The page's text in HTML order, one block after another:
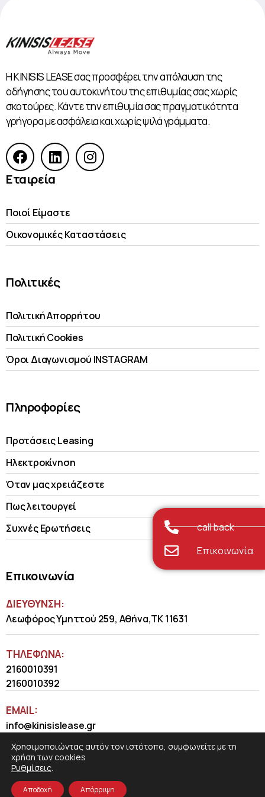
Η KINISIS LEASE σας προσφέρει την απόλαυση της
οδήγησης του αυτοκινήτου της επιθυμίας σας χωρίς
σκοτούρες. Κάντε την επιθυμία σας πραγματικότητα
γρήγορα με ασφάλεια και χωρίς ψιλά γράμματα.
Εταιρεία
Ποιοί Είμαστε
Οικονομικές Kαταστάσεις
Πολιτικές
Πολιτική Απορρήτου
Πολιτική Cookies
Όροι Διαγωνισμού INSTAGRAM
Πληροφορίες
Προτάσεις Leasing
Ηλεκτροκίνηση
Όταν μας χρειάζεστε
Πως λειτουργεί
Συχνές Ερωτήσεις
Επικοινωνία
ΔΙΕΥΘΥΝΣΗ:
Λεωφόρος Υμηττού 259, Αθήνα,ΤΚ 11631
ΤΗΛΈΦΩΝΑ:
2160010391
2160010392
EMAIL:
info@kinisislease.gr
call back
Επικοινωνία
Χρησιμοποιώντας αυτόν τον ιστότοπο, συμφωνείτε με τη
χρήση των cookies
Ρυθμίσεις.
Αποδοχή Απόρριψη